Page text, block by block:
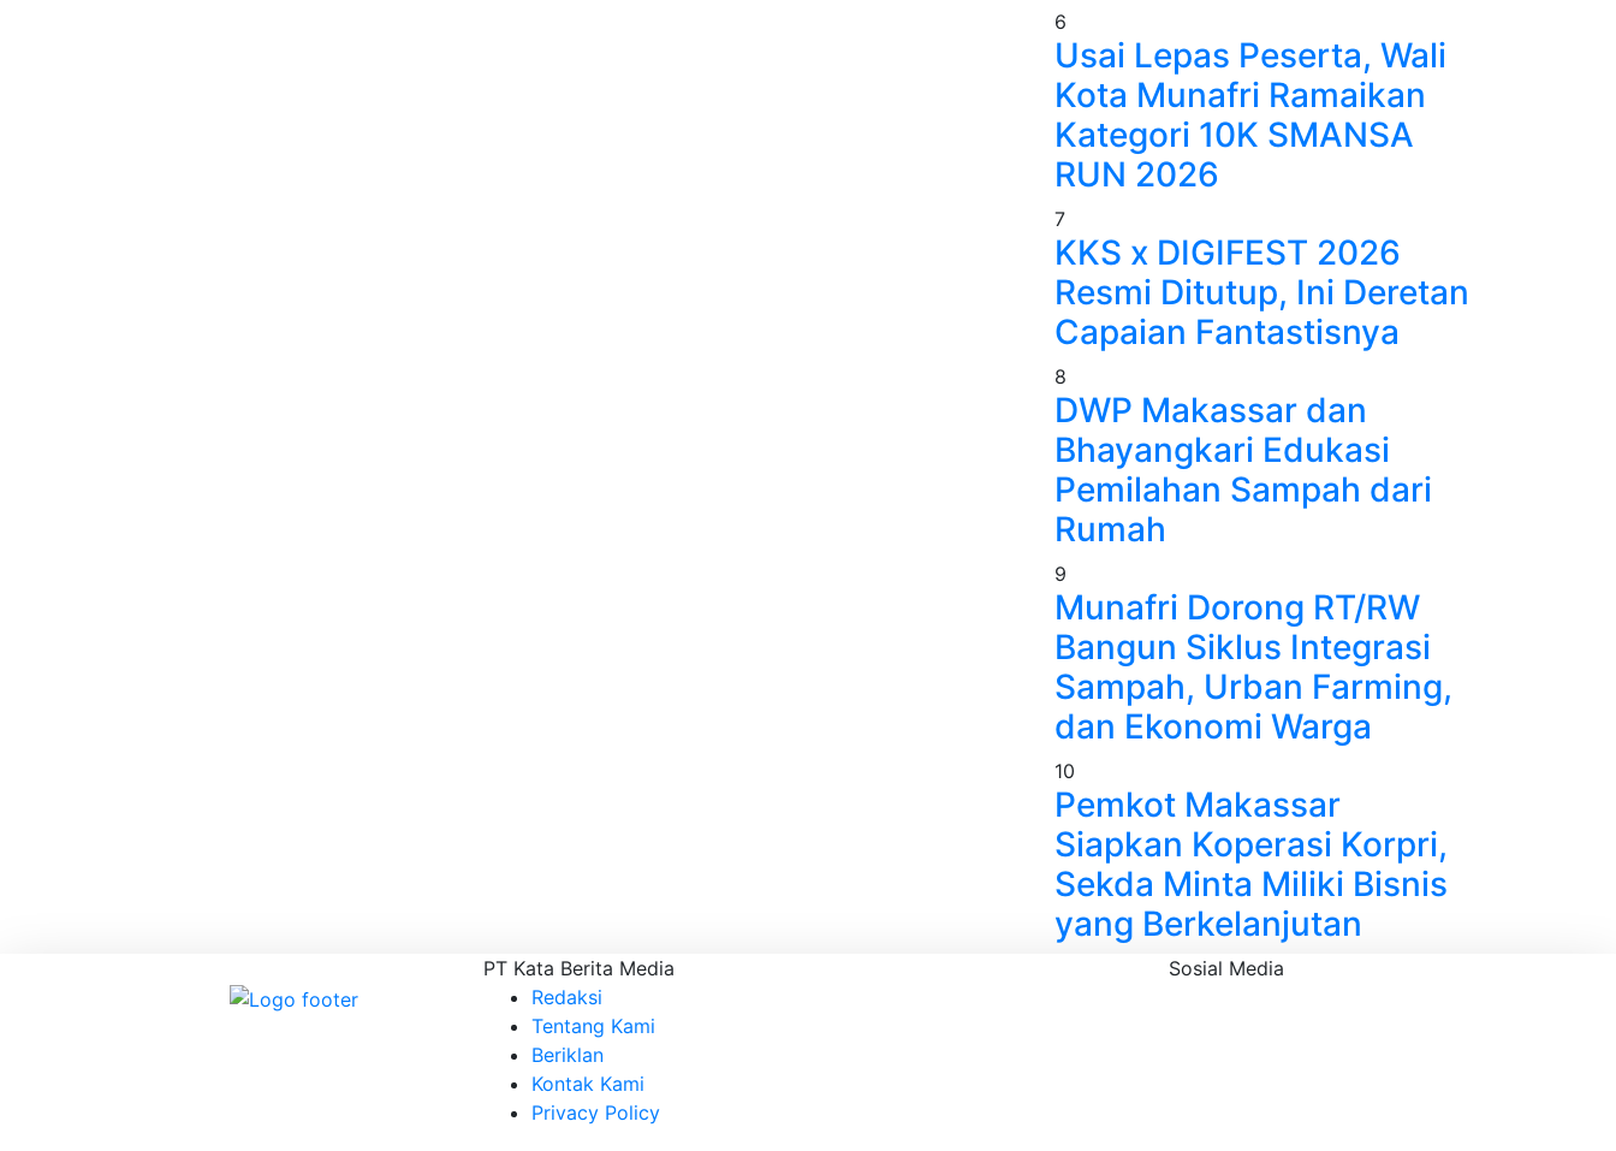
6
Usai Lepas Peserta, Wali
Kota Munafri Ramaikan
Kategori 10K SMANSA
RUN 2026
7
KKS x DIGIFEST 2026
Resmi Ditutup, Ini Deretan
Capaian Fantastisnya
8
DWP Makassar dan
Bhayangkari Edukasi
Pemilahan Sampah dari
Rumah
9
Munafri Dorong RT/RW
Bangun Siklus Integrasi
Sampah, Urban Farming,
dan Ekonomi Warga
10
Pemkot Makassar
Siapkan Koperasi Korpri,
Sekda Minta Miliki Bisnis
yang Berkelanjutan
PT Kata Berita Media
Redaksi
Tentang Kami
Beriklan
Kontak Kami
Privacy Policy
Sosial Media